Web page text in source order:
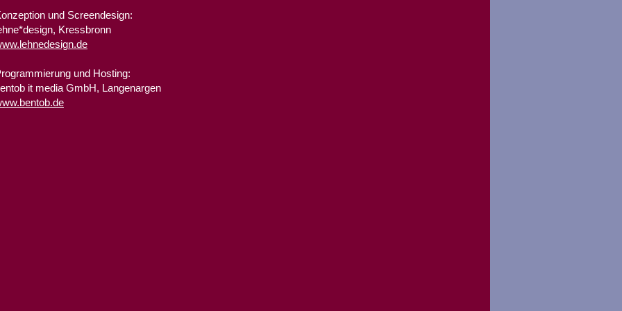
und Screendesign:
Kressbronn
und Hosting:
it media GmbH, Langenargen